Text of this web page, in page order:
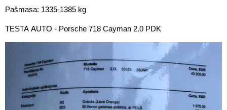
Pašmasa: 1335-1385 kg
TESTA AUTO - Porsche 718 Cayman 2.0 PDK